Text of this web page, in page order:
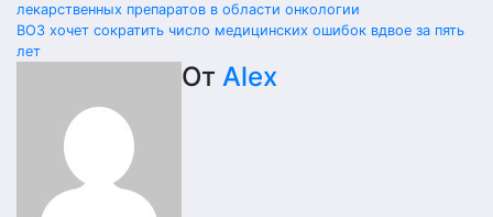
по
лекарственных препаратов в области онкологии
ВОЗ хочет сократить число медицинских ошибок вдвое за пять
лет
От Alex